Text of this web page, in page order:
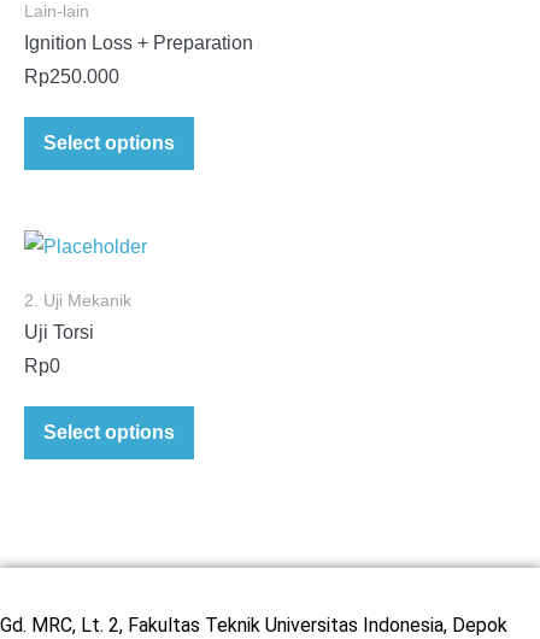
Lain-lain
Ignition Loss + Preparation
Rp250.000
Select options
2. Uji Mekanik
Uji Torsi
Rp0
Select options
Gd. MRC, Lt. 2, Fakultas Teknik Universitas Indonesia, Depok